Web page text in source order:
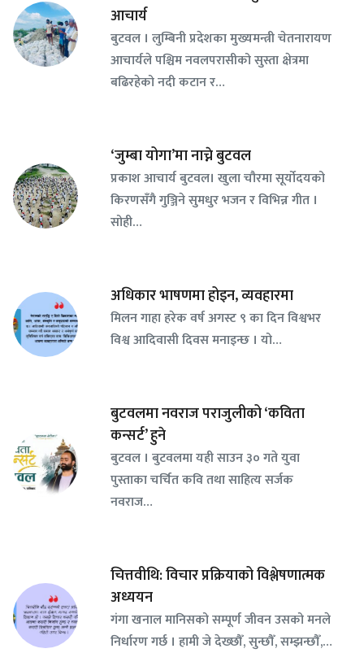
आचार्य
बुटवल । लुम्बिनी प्रदेशका मुख्यमन्त्री चेतनारायण
आचार्यले पश्चिम नवलपरासीको सुस्ता क्षेत्रमा
बढिरहेको नदी कटान र…
‘जुम्बा योगा’मा नाच्ने बुटवल
प्रकाश आचार्य बुटवल। खुला चौरमा सूर्योदयको
किरणसँगै गुञ्जिने सुमधुर भजन र विभिन्न गीत ।
सोही…
अधिकार भाषणमा होइन, व्यवहारमा
मिलन गाहा हरेक वर्ष अगस्ट ९ का दिन विश्वभर
विश्व आदिवासी दिवस मनाइन्छ । यो…
बुटवलमा नवराज पराजुलीको ‘कविता
कन्सर्ट’ हुने
बुटवल । बुटवलमा यही साउन ३० गते युवा
पुस्ताका चर्चित कवि तथा साहित्य सर्जक
नवराज…
चित्तवीथि: विचार प्रक्रियाको विश्लेषणात्मक
अध्ययन
गंगा खनाल मानिसको सम्पूर्ण जीवन उसको मनले
निर्धारण गर्छ । हामी जे देख्छौँ, सुन्छौँ, सम्झन्छौँ,…